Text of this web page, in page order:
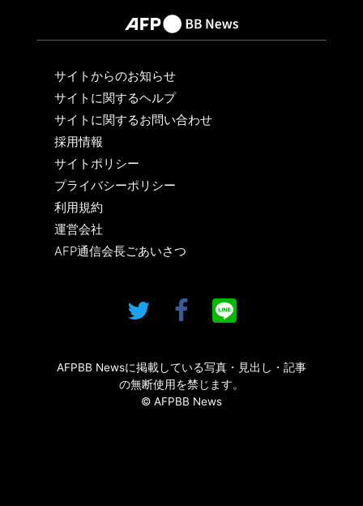
サイトからのお知らせ
サイトに関するヘルプ
サイトに関するお問い合わせ
採用情報
サイトポリシー
プライバシーポリシー
利用規約
運営会社
AFP通信会長ごあいさつ
AFPBB Newsに掲載している写真・見出し・記事
の無断使用を禁じます。
© AFPBB News